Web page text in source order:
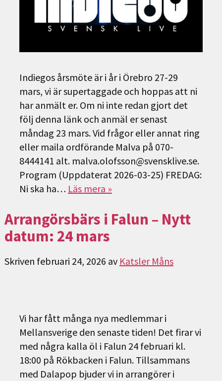
Indiegos årsmöte är i år i Örebro 27-29
mars, vi är supertaggade och hoppas att ni
har anmält er. Om ni inte redan gjort det
följ denna länk och anmäl er senast
måndag 23 mars. Vid frågor eller annat ring
eller maila ordförande Malva på 070-
8444141 alt. malva.olofsson@svensklive.se.
Program (Uppdaterat 2026-03-25) FREDAG:
Ni ska ha… Läs mera »
Arrangörsbärs i Falun – Nytt
datum: 24 mars
Skriven februari 24, 2026 av Katsler Måns
Vi har fått många nya medlemmar i
Mellansverige den senaste tiden! Det firar vi
med några kalla öl i Falun 24 februari kl.
18:00 på Rökbacken i Falun. Tillsammans
med Dalapop bjuder vi in arrangörer i